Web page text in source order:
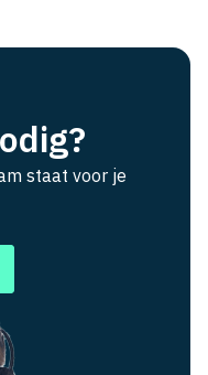
staat voor je